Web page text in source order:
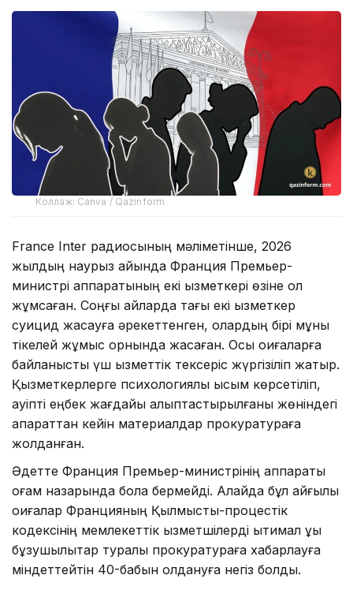
Коллаж: Canva / Qazinform
France Inter радиосының мәліметінше, 2026
жылдың наурыз айында Франция Премьер-
министрі аппаратының екі қызметкері өзіне қол
жұмсаған. Соңғы айларда тағы екі қызметкер
суицид жасауға әрекеттенген, олардың бірі мұны
тікелей жұмыс орнында жасаған. Осы оқиғаларға
байланысты үш қызметтік тексеріс жүргізіліп жатыр.
Қызметкерлерге психологиялық қысым көрсетіліп,
қауіпті еңбек жағдайы қалыптастырылғаны жөніндегі
ақпараттан кейін материалдар прокуратураға
жолданған.
Әдетте Франция Премьер-министрінің аппараты
қоғам назарында бола бермейді. Алайда бұл қайғылы
оқиғалар Францияның Қылмыстық-процестік
кодексінің мемлекеттік қызметшілерді ықтимал құқық
бұзушылықтар туралы прокуратураға хабарлауға
міндеттейтін 40-бабын қолдануға негіз болды.